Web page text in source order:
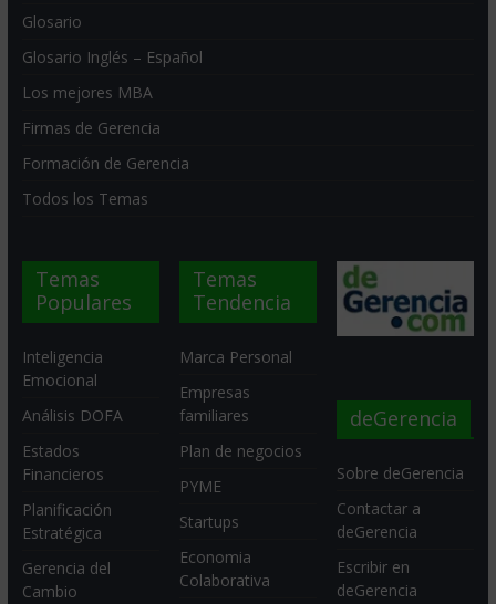
Glosario
Glosario Inglés – Español
Los mejores MBA
Firmas de Gerencia
Formación de Gerencia
Todos los Temas
Temas
Populares
Inteligencia
Emocional
Análisis DOFA
Estados
Financieros
Planificación
Estratégica
Gerencia del
Cambio
Temas
Tendencia
Marca Personal
Empresas
familiares
Plan de negocios
PYME
Startups
Economia
Colaborativa
deGerencia
Sobre deGerencia
Contactar a
deGerencia
Escribir en
deGerencia